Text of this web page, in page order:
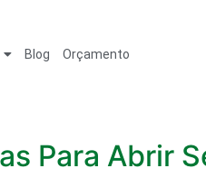
Blog Orçamento
Para Abrir